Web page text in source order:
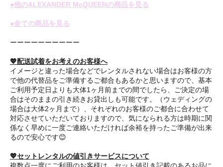
●他のALEXANDER McQUEENの商品を見る
●全ての商品を見る
ーーーーーーーーーー
💖配送試着をお考えのお客様へ
イメージと違った場合などでレンタルされない場合はお客様の方
で他の代替品をご準備するご都合もあるかと思いますので、基本
ご利用予定日よりも大体1ヶ月前までの間でしたら、ご決定の場
合はそのままの引き続きお貸出しも可能です。（ウェディングの
場合は大体2ヶ月まで）、それぞれのお客様のご都合に合わせて
対応させていただいておりますので、気になられる方は時期に関
係なく早めに一度ご連絡いただければ余裕を持ったご準備が出来
るので安心です😊
💖セットレンタルの値引きサービスについて